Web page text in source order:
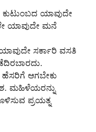
ಯಾವುದೇ
ಯಾವುದೇ ಮನೆ
ಸರ್ಕಾರಿ ವಸತಿ
ಆಗಬೇಕು
ಮಹಿಳೆಯರನ್ನು
ಪ್ರಯತ್ನ